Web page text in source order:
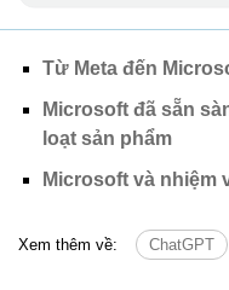
Từ Meta đến
Microsoft đã sẵn
loạt sản phẩm
Microsoft và nhiệm
Xem thêm về: ChatGPT